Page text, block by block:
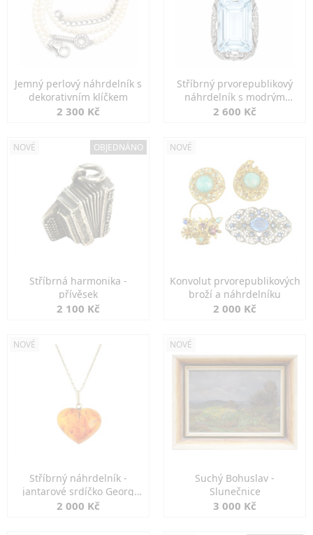
Jemný perlový náhrdelník s
dekorativním klíčkem
2 300 Kč
Stříbrný prvorepublikový
náhrdelník s modrým
spinelem
2 600 Kč
NOVÉ OBJEDNÁNO
Stříbrná harmonika -
přívěsek
2 100 Kč
NOVÉ
Konvolut prvorepublikových
broží a náhrdelníku
2 000 Kč
NOVÉ
Stříbrný náhrdelník -
jantarové srdíčko Georg
Kramer
2 000 Kč
NOVÉ
Suchý Bohuslav -
Slunečnice
3 000 Kč